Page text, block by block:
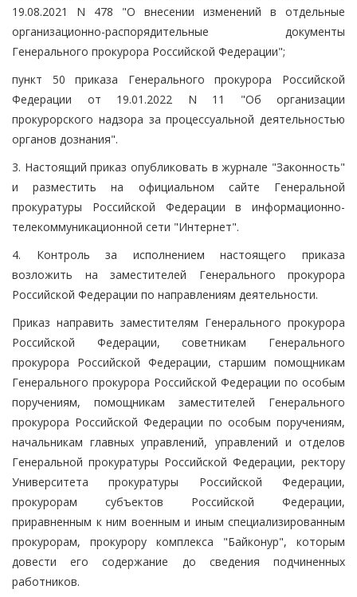
19.08.2021 N 478 "О внесении изменений в отдельные
организационно-распорядительные документы
Генерального прокурора Российской Федерации";
пункт 50 приказа Генерального прокурора Российской
Федерации от 19.01.2022 N 11 "Об организации
прокурорского надзора за процессуальной деятельностью
органов дознания".
3. Настоящий приказ опубликовать в журнале "Законность"
и разместить на официальном сайте Генеральной
прокуратуры Российской Федерации в информационно-
телекоммуникационной сети "Интернет".
4. Контроль за исполнением настоящего приказа
возложить на заместителей Генерального прокурора
Российской Федерации по направлениям деятельности.
Приказ направить заместителям Генерального прокурора
Российской Федерации, советникам Генерального
прокурора Российской Федерации, старшим помощникам
Генерального прокурора Российской Федерации по особым
поручениям, помощникам заместителей Генерального
прокурора Российской Федерации по особым поручениям,
начальникам главных управлений, управлений и отделов
Генеральной прокуратуры Российской Федерации, ректору
Университета прокуратуры Российской Федерации,
прокурорам субъектов Российской Федерации,
приравненным к ним военным и иным специализированным
прокурорам, прокурору комплекса "Байконур", которым
довести его содержание до сведения подчиненных
работников.